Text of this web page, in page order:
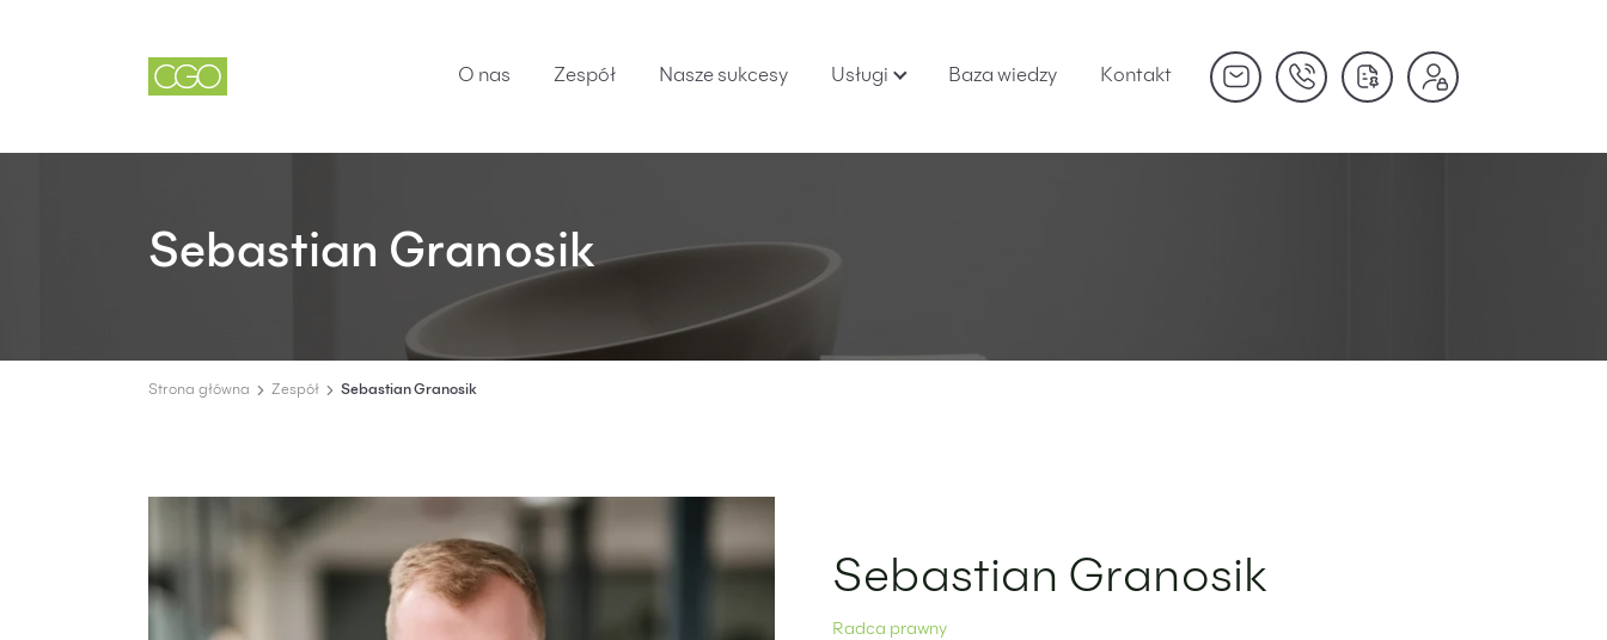
O nas Zespół Nasze sukcesy Usługi Baza wiedzy Kontakt
Sebastian Granosik
Strona główna Zespół Sebastian Granosik
Sebastian Granosik
Radca prawny